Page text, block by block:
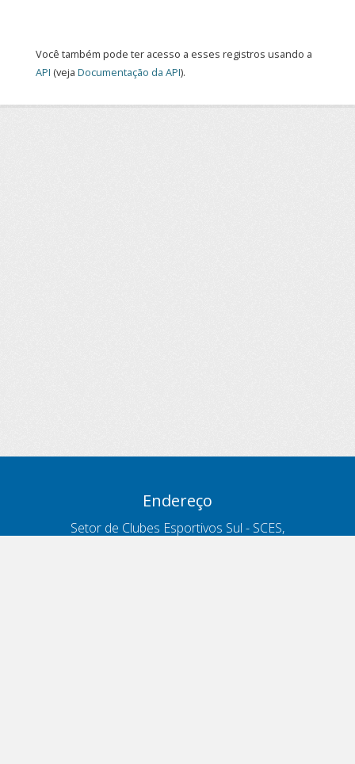
Você também pode ter acesso a esses registros usando a
API (veja Documentação da API).
Endereço
Setor de Clubes Esportivos Sul - SCES,